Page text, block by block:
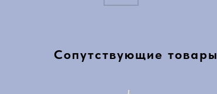
Сопутствующие товары